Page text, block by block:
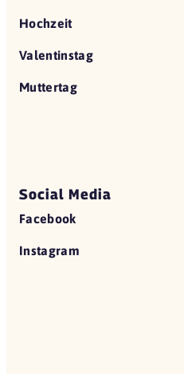
Hochzeit
Valentinstag
Muttertag
Social Media
Facebook
Instagram